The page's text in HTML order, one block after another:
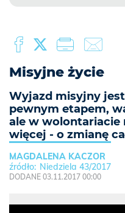
Misyjne życie
Wyjazd misyjny
pewnym etapem,
ale w wolontariacie
więcej - o zmianę
MAGDALENA KACZOR
Niedziela 43/2017
DODANE 03.11.2017 00:00